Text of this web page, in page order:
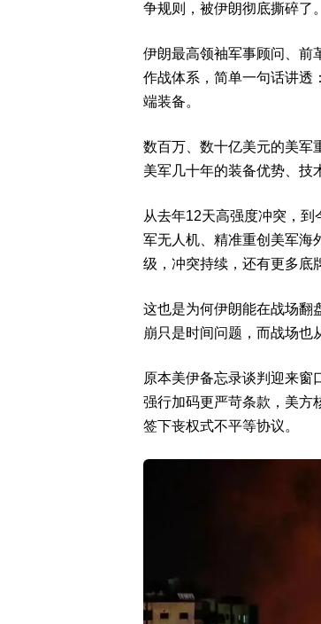
争规则，被伊朗彻底撕碎了。
伊朗最高领袖军事顾问、前
作战体系，简单一句话讲透
端装备。
数百万、数十亿美元的美军
美军几十年的装备优势、技
从去年12天高强度冲突，
军无人机、精准重创美军海
级，冲突持续，还有更多底
这也是为何伊朗能在战场翻
崩只是时间问题，而战场也
原本美伊备忘录谈判迎来窗
强行加码更严苛条款，美方
签下丧权式不平等协议。